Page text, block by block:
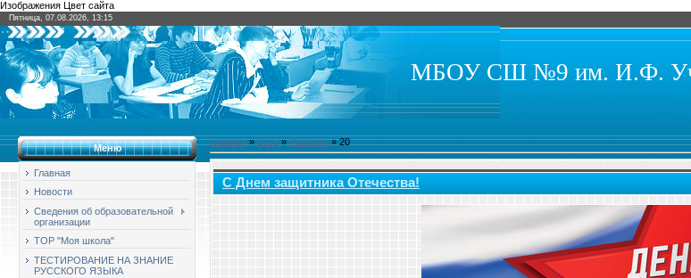
Изображения Цвет сайта
Пятница, 07.08.2026, 13:15
МБОУ СШ №9 им. И.Ф.
Меню
Главная
Новости
Сведения об образовательной
организации
ТОР "Моя школа"
ТЕСТИРОВАНИЕ НА ЗНАНИЕ
РУССКОГО ЯЗЫКА
Главная»2025 » Февраль » 20
С Днем защитника Отечества!